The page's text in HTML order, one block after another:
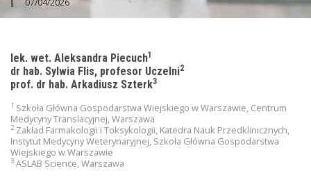
lek. wet. Aleksandra Piecuch1
dr hab. Sylwia Flis, profesor Uczelni2
prof. dr hab. Arkadiusz Szterk3
1 Szkoła Główna Gospodarstwa Wiejskiego w Warszawie, Centrum
Medycyny Translacyjnej, Warszawa
2 Zakład Farmakologii i Toksykologii, Katedra Nauk Przedklinicznych,
Instytut Medycyny Weterynaryjnej, Szkoła Główna Gospodarstwa
Wiejskiego w Warszawie
3 ASLAB Science, Warszawa